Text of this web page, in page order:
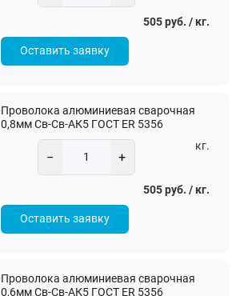
505 руб. / кг.
Оставить заявку
Проволока алюминиевая сварочная
0,8мм Св-Св-АК5 ГОСТ ER 5356
− +
кг.
505 руб. / кг.
Оставить заявку
Проволока алюминиевая сварочная
0,6мм Св-Св-АК5 ГОСТ ER 5356